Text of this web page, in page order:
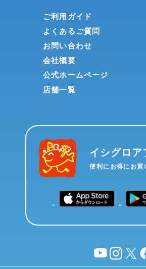
ご利用ガイド
よくあるご質問
お問い合わせ
会社概要
公式ホームページ
店舗一覧
イシグロア
便利にお得にお買
YouTubeinstagram
X